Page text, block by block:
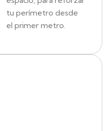
tu perímetro desde
el primer metro.